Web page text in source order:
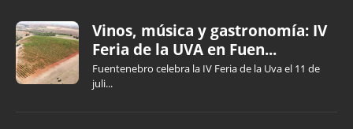
Vinos, música y gastronomía: IV
Feria de la UVA en Fuen...
Fuentenebro celebra la IV Feria de la Uva el 11 de
juli...